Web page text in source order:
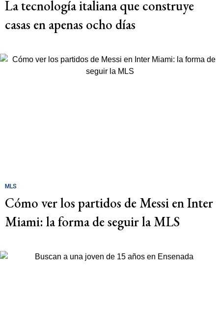
La tecnología italiana que construye
casas en apenas ocho días
MLS
Cómo ver los partidos de Messi en Inter
Miami: la forma de seguir la MLS